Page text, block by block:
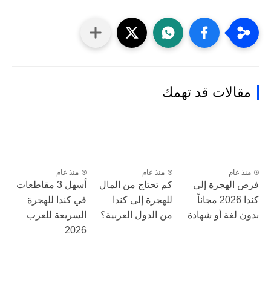
مقالات قد تهمك
منذ عام
فرص الهجرة إلى
كندا 2026 مجاناً
بدون لغة أو شهادة
منذ عام
كم تحتاج من المال
للهجرة إلى كندا
من الدول العربية؟
منذ عام
أسهل 3 مقاطعات
في كندا للهجرة
السريعة للعرب
2026